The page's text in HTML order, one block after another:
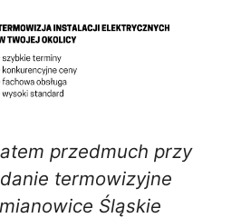
przedmuch przy
termowizyjne
Śląskie